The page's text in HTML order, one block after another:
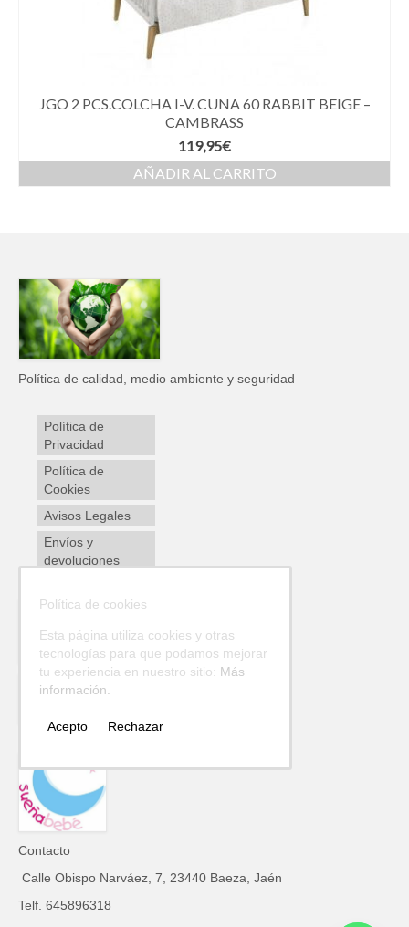
JGO 2 PCS.COLCHA I-V. CUNA 60 RABBIT BEIGE –
CAMBRASS
119,95€
AÑADIR AL CARRITO
Política de calidad, medio ambiente y seguridad
Política de
Privacidad
Política de
Cookies
Avisos Legales
Envíos y
devoluciones
Contacto
Calle Obispo Narváez, 7, 23440 Baeza, Jaén
Telf. 645896318
Política de cookies
Esta página utiliza cookies y otras
tecnologías para que podamos mejorar
tu experiencia en nuestro sitio: Más
información.
Acepto Rechazar